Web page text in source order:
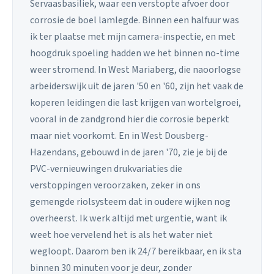
Servaasbasiliek, waar een verstopte afvoer door
corrosie de boel lamlegde. Binnen een halfuur was
ik ter plaatse met mijn camera-inspectie, en met
hoogdruk spoeling hadden we het binnen no-time
weer stromend. In West Mariaberg, die naoorlogse
arbeiderswijk uit de jaren '50 en '60, zijn het vaak de
koperen leidingen die last krijgen van wortelgroei,
vooral in de zandgrond hier die corrosie beperkt
maar niet voorkomt. En in West Dousberg-
Hazendans, gebouwd in de jaren '70, zie je bij de
PVC-vernieuwingen drukvariaties die
verstoppingen veroorzaken, zeker in ons
gemengde riolsysteem dat in oudere wijken nog
overheerst. Ik werk altijd met urgentie, want ik
weet hoe vervelend het is als het water niet
wegloopt. Daarom ben ik 24/7 bereikbaar, en ik sta
binnen 30 minuten voor je deur, zonder